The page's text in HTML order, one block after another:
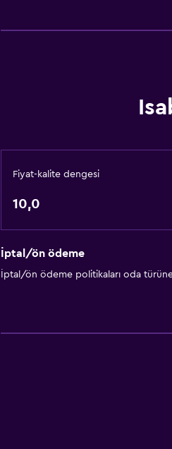
Fiyat-kalite dengesi
10,0
İptal/ön ödeme
İptal/ön ödeme politikaları oda